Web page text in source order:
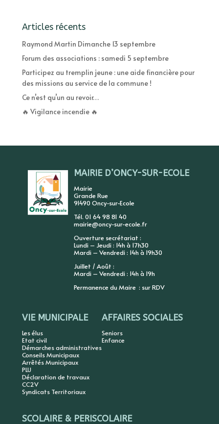
Articles récents
Raymond Martin Dimanche 13 septembre
Forum des associations : samedi 5 septembre
Participez au tremplin jeune : une aide financière pour
des missions au service de la commune !
Ce n’est qu’un au revoir…
🔥 Vigilance incendie 🔥
MAIRIE D’ONCY-SUR-ECOLE
Mairie
Grande Rue
91490 Oncy-sur-Ecole
Tél. 01 64 98 81 40
mairie@oncy-sur-ecole.fr
Ouverture secrétariat :
Lundi – Jeudi : 14h à 17h30
Mardi – Vendredi : 14h à 19h30
Juillet / Août :
Mardi – Vendredi : 14h à 19h
Permanence du Maire : sur RDV
VIE MUNICIPALE
Les élus
Etat civil
Démarches administratives
Conseils Municipaux
Arrêtés Municipaux
PLU
Déclaration de travaux
CC2V
Syndicats Territoriaux
AFFAIRES SOCIALES
Seniors
Enfance
SCOLAIRE & PERISCOLAIRE